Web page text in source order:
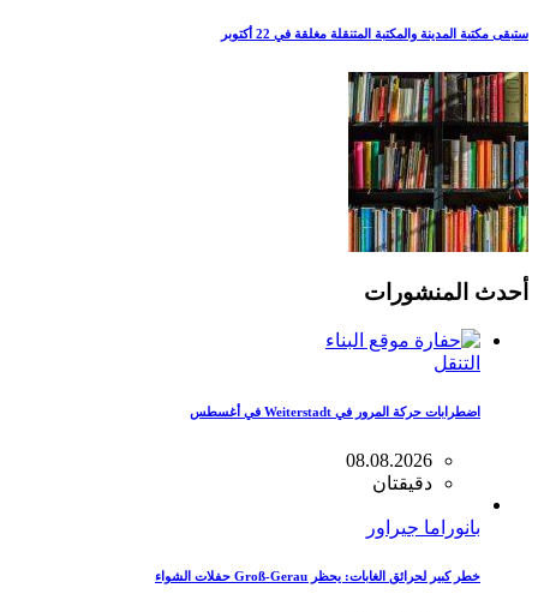
ستبقى مكتبة المدينة والمكتبة المتنقلة مغلقة في 22 أكتوبر
أحدث المنشورات
التنقل
اضطرابات حركة المرور في Weiterstadt في أغسطس
08.08.2026
دقيقتان
بانوراما جيراور
خطر كبير لحرائق الغابات: يحظر Groß-Gerau حفلات الشواء